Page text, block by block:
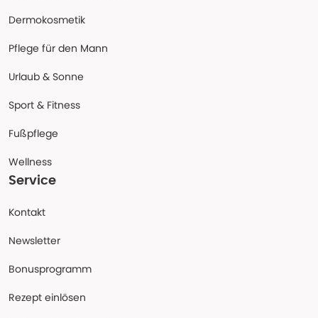
Dermokosmetik
Pflege für den Mann
Urlaub & Sonne
Sport & Fitness
Fußpflege
Wellness
Service
Kontakt
Newsletter
Bonusprogramm
Rezept einlösen